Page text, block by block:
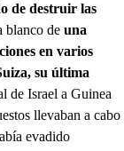
de destruir las
blanco de una
en varios
su última
de Israel a Guinea
llevaban a cabo
evadido